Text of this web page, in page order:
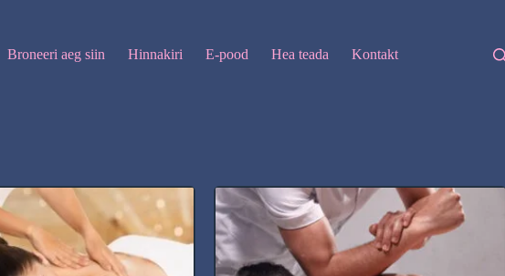
Broneeri aeg siin Hinnakiri E-pood Hea teada Kontakt